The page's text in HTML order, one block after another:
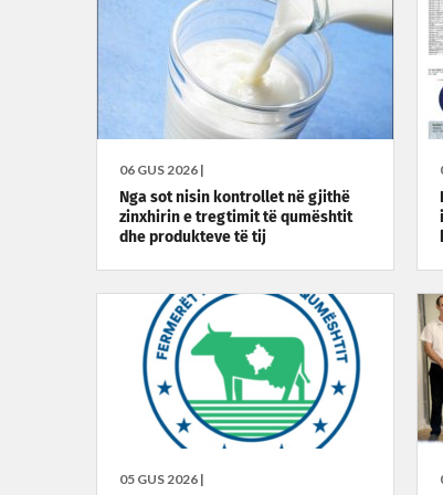
06 GUS 2026 |
Nga sot nisin kontrollet në gjithë
zinxhirin e tregtimit të qumështit
dhe produkteve të tij
05 GUS 2026 |